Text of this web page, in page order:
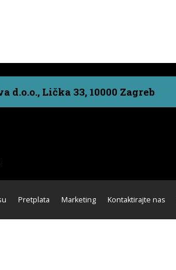
d.o.o., Lička 33, 10000 Zagreb
Pretplata Marketing Kontaktirajte nas